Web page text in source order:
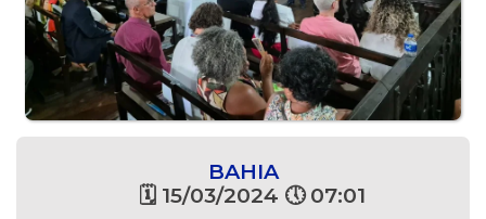
BAHIA
🗓 15/03/2024 🕔 07:01